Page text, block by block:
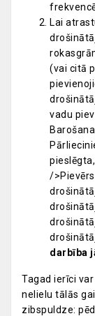
Lai
(vai citā
vadu
/
darbība
Tagad ierīci
nelielu tālās
zibspuldze: